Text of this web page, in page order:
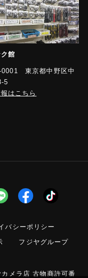
館
0001 東京都中野区中
5
はこちら
バシーポリシー
フジヤグループ
メラ店 古物商許可番